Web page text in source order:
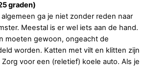
graden)
ga je niet zonder reden naar
Meestal is er wel iets aan de hand.
moeten gewoon, ongeacht de
worden. Katten met vilt en klitten zijn
voor een (reletief) koele auto. Als je